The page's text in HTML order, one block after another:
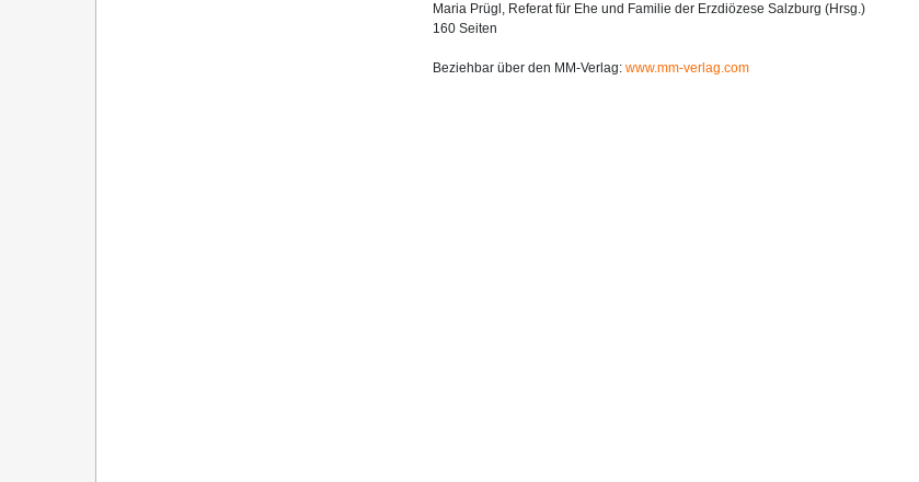
Maria Prügl, Referat für Ehe und Familie der Erzdiözese Salzburg (Hrsg.)
160 Seiten
Beziehbar über den MM-Verlag: www.mm-verlag.com